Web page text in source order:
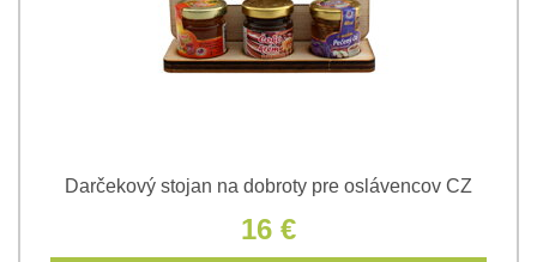
Darčekový stojan na dobroty pre oslávencov CZ
16 €